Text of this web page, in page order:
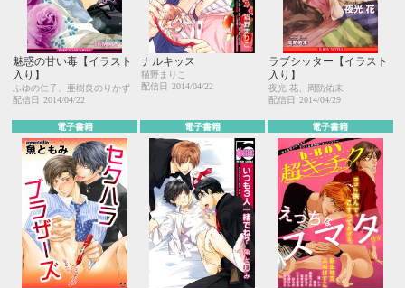
魅惑の甘い毒【イラスト
入り】
ふゆの仁子、亜樹良のりかず
配信日
2014/04/22
ナルキッス
猫野まりこ
配信日
2014/04/22
ラブシッター【イラスト
入り】
夜光 花、周防佑未
配信日
2014/04/29
電子書籍 電子書籍 電子書籍